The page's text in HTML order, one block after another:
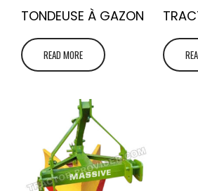
TONDEUSE À GAZON
READ MORE